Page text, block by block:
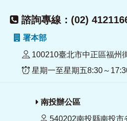
諮詢專線：(02)
署本部
100210臺北市中正區福州
星期一至星期五8:30～
南投辦公區
540202南投縣南投市